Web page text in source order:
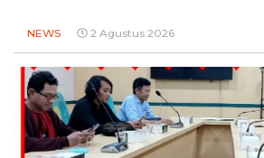
NEWS 2 Agustus 2026